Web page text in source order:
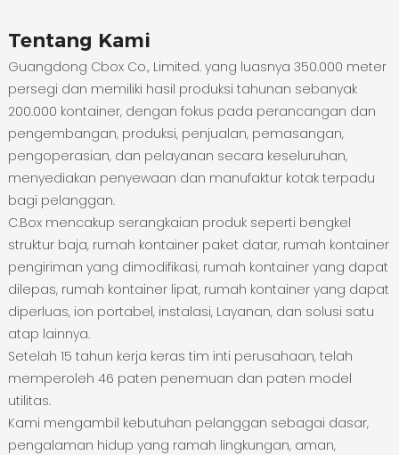
Tentang Kami
Guangdong Cbox Co., Limited. yang luasnya 350.000 meter
persegi dan memiliki hasil produksi tahunan sebanyak
200.000 kontainer, dengan fokus pada perancangan dan
pengembangan, produksi, penjualan, pemasangan,
pengoperasian, dan pelayanan secara keseluruhan,
menyediakan penyewaan dan manufaktur kotak terpadu
bagi pelanggan.
C.Box mencakup serangkaian produk seperti bengkel
struktur baja, rumah kontainer paket datar, rumah kontainer
pengiriman yang dimodifikasi, rumah kontainer yang dapat
dilepas, rumah kontainer lipat, rumah kontainer yang dapat
diperluas, ion portabel, instalasi, Layanan, dan solusi satu
atap lainnya.
Setelah 15 tahun kerja keras tim inti perusahaan, telah
memperoleh 46 paten penemuan dan paten model
utilitas.
Kami mengambil kebutuhan pelanggan sebagai dasar,
pengalaman hidup yang ramah lingkungan, aman,